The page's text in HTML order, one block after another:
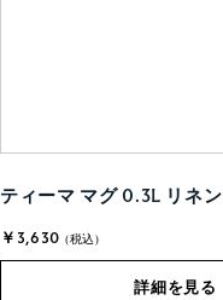
ティーマ マグ 0.3L リネン
￥3,630 (税込)
詳細を見る